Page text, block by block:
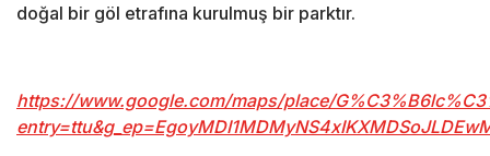
doğal bir göl etrafına kurulmuş bir parktır.
https://www.google.com/maps/place/